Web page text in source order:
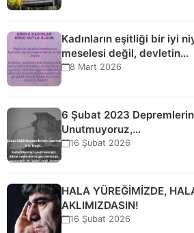
Kadınların eşitliği bir iyi
meselesi değil, devletin
uluslararası insan…
8 Mart 2026
6 Şubat 2023
Unutmuyoruz,
Vazgeçmiyoruz, Hesap
16 Şubat 2026
HALA YÜREĞİMİZDE,
AKLIMIZDASIN!
16 Şubat 2026